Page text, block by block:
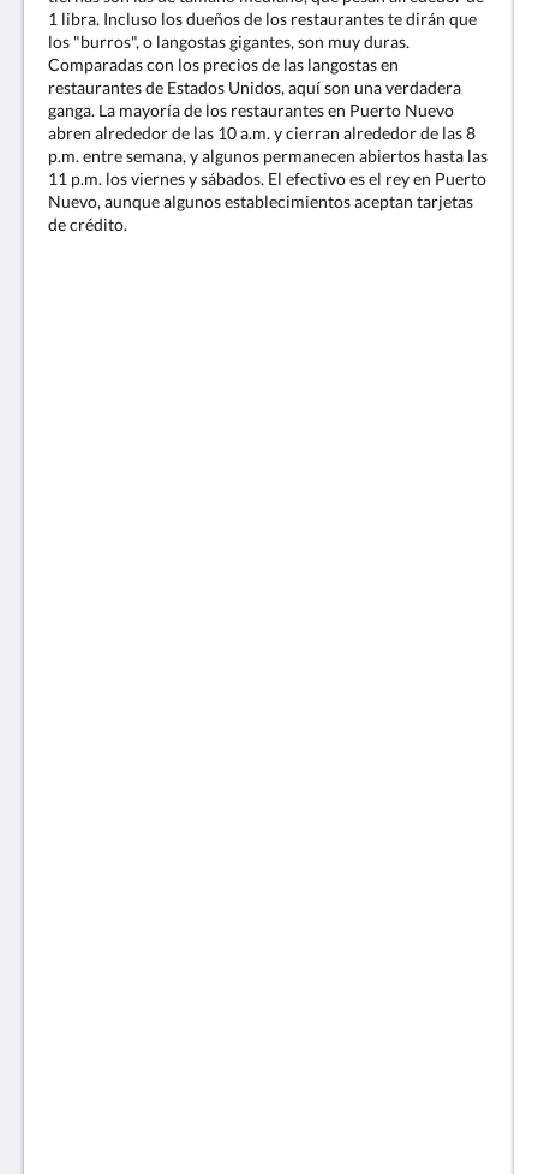
1 libra. Incluso los dueños de los restaurantes te dirán que
los "burros", o langostas gigantes, son muy duras.
Comparadas con los precios de las langostas en
restaurantes de Estados Unidos, aquí son una verdadera
ganga. La mayoría de los restaurantes en Puerto Nuevo
abren alrededor de las 10 a.m. y cierran alrededor de las 8
p.m. entre semana, y algunos permanecen abiertos hasta las
11 p.m. los viernes y sábados. El efectivo es el rey en Puerto
Nuevo, aunque algunos establecimientos aceptan tarjetas
de crédito.